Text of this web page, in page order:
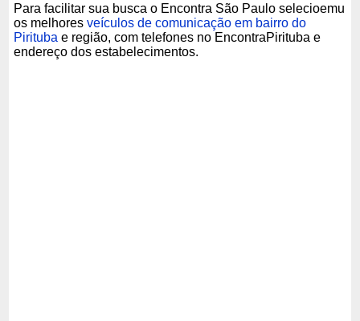
Para facilitar sua busca o Encontra São Paulo selecioemu
os melhoresveículos de comunicação em bairro do
Pirituba e região, com telefones no EncontraPirituba e
endereço dos estabelecimentos.